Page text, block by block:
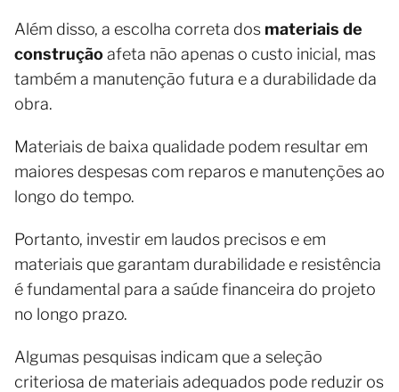
Além disso, a escolha correta dos materiais de
construçãoafeta não apenas o custo inicial, mas
também a manutenção futura e a durabilidade da
obra.
Materiais de baixa qualidade podem resultar em
maiores despesas com reparos e manutenções ao
longo do tempo.
Portanto, investir em laudos precisos e em
materiais que garantam durabilidade e resistência
é fundamental para a saúde financeira do projeto
no longo prazo.
Algumas pesquisas indicam que a seleção
criteriosa de materiais adequados pode reduzir os